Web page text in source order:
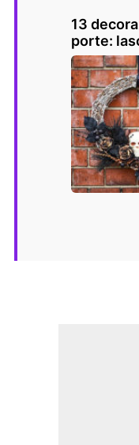
13
porte: